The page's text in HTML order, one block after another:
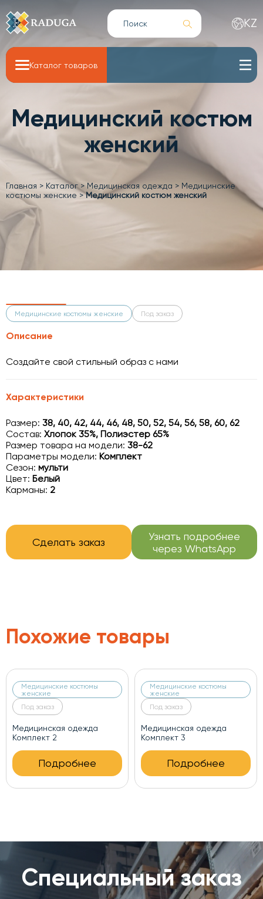
KZ
Каталог товаров
Медицинский костюм
женский
Главная > Каталог> Медицинская одежда > Медицинские
костюмы женские >Медицинский костюм женский
Медицинские костюмы женские Под заказ
Описание
Создайте свой стильный образ с нами
Характеристики
Размер: 38, 40, 42, 44, 46, 48, 50, 52, 54, 56, 58, 60, 62
Состав: Хлопок 35%, Полиэстер 65%
Размер товара на модели: 38-62
Параметры модели: Комплект
Сезон: мульти
Цвет: Белый
Карманы: 2
Сделать заказ
Узнать подробнее
через WhatsApp
Похожие товары
Медицинские костюмы
женские
Под заказ
Медицинская одежда
Комплект 2
Подробнее
Медицинские костюмы
женские
Под заказ
Медицинская одежда
Комплект 3
Подробнее
Специальный заказ